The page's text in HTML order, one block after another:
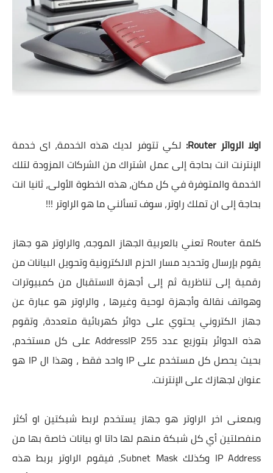
اولا الرواتر Router:
لكي تتوفر لديك هذه الخدمة، اى خدمة
الإنترنت انت بحاجة إلى عمل اشتراك من الشركات المزودة لتلك
الخدمة والمتوفرة في كل مكان، هذه الخطوة الأولى، ثانيا انت
بحاجة إلى ان تملك راوتر، سوف تسألني ما هو الراوتر !!!
كلمة Router تعني بالعربية الجهاز الموجه، والراوتر هو جهاز
يقوم بإرسال وتحديد مسار الحزم الالكترونية وتحويل البيانات من
رقمية إلى تناظرية ثم إلى أجهزة الاستقبال من كمبيوترات
وهواتف نقالة وأجهزة لوحية وغيرها ، والراوتر هو عبارة عن
جهاز الكتروني يحتوي على دوائر كهربائية متعددة، وتقوم
هذه الدوائر بتوزيع عدد 255 AddressIP على كل مستخدم،
بحيث يحصل كل مستخدم على IP واحد فقط ، وهذا ال IP هو
عنوان لجهازك على الإنترنت.
وبمعنى اخر الراوتر هو جهاز يستخدم لربط شبكتين او أكثر
منفصلتين أي كل شبكة منهم لها داتا او بيانات خاصة بها من
IP Address وكذلك Subnet Mask، فيقوم الراوتر بربط هذه